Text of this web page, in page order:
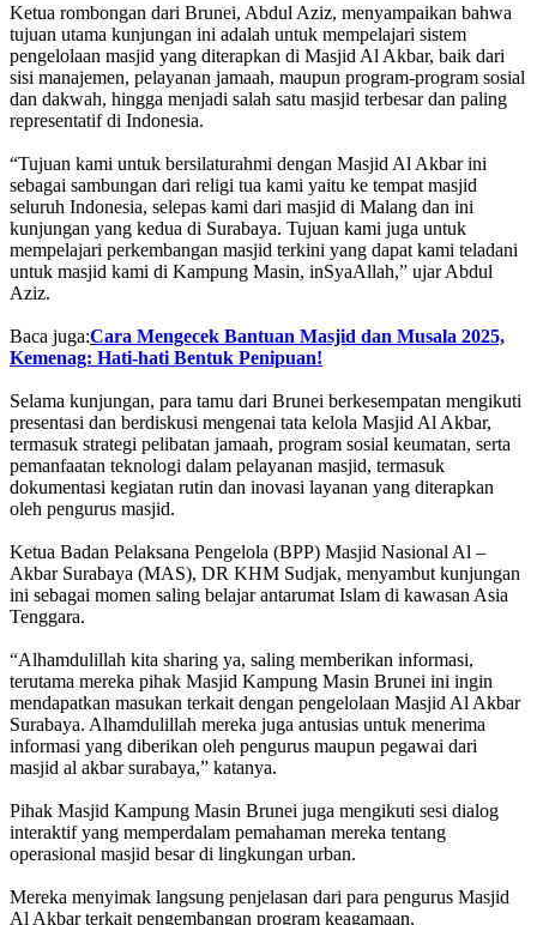
Ketua rombongan dari Brunei, Abdul Aziz, menyampaikan bahwa
tujuan utama kunjungan ini adalah untuk mempelajari sistem
pengelolaan masjid yang diterapkan di Masjid Al Akbar, baik dari
sisi manajemen, pelayanan jamaah, maupun program-program sosial
dan dakwah, hingga menjadi salah satu masjid terbesar dan paling
representatif di Indonesia.
“Tujuan kami untuk bersilaturahmi dengan Masjid Al Akbar ini
sebagai sambungan dari religi tua kami yaitu ke tempat masjid
seluruh Indonesia, selepas kami dari masjid di Malang dan ini
kunjungan yang kedua di Surabaya. Tujuan kami juga untuk
mempelajari perkembangan masjid terkini yang dapat kami teladani
untuk masjid kami di Kampung Masin, inSyaAllah,” ujar Abdul
Aziz.
Baca juga:Cara Mengecek Bantuan Masjid dan Musala 2025,
Kemenag: Hati-hati Bentuk Penipuan!
Selama kunjungan, para tamu dari Brunei berkesempatan mengikuti
presentasi dan berdiskusi mengenai tata kelola Masjid Al Akbar,
termasuk strategi pelibatan jamaah, program sosial keumatan, serta
pemanfaatan teknologi dalam pelayanan masjid, termasuk
dokumentasi kegiatan rutin dan inovasi layanan yang diterapkan
oleh pengurus masjid.
Ketua Badan Pelaksana Pengelola (BPP) Masjid Nasional Al –
Akbar Surabaya (MAS), DR KHM Sudjak, menyambut kunjungan
ini sebagai momen saling belajar antarumat Islam di kawasan Asia
Tenggara.
“Alhamdulillah kita sharing ya, saling memberikan informasi,
terutama mereka pihak Masjid Kampung Masin Brunei ini ingin
mendapatkan masukan terkait dengan pengelolaan Masjid Al Akbar
Surabaya. Alhamdulillah mereka juga antusias untuk menerima
informasi yang diberikan oleh pengurus maupun pegawai dari
masjid al akbar surabaya,” katanya.
Pihak Masjid Kampung Masin Brunei juga mengikuti sesi dialog
interaktif yang memperdalam pemahaman mereka tentang
operasional masjid besar di lingkungan urban.
Mereka menyimak langsung penjelasan dari para pengurus Masjid
Al Akbar terkait pengembangan program keagamaan,